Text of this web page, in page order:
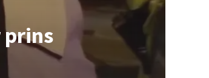
prins